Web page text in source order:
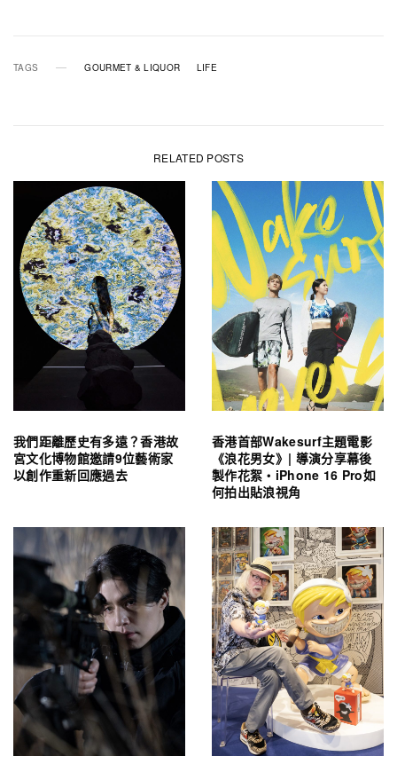
TAGS GOURMET & LIQUOR LIFE
RELATED POSTS
我們距離歷史有多遠？香港故
宮文化博物館邀請9位藝術家
以創作重新回應過去
香港首部Wakesurf主題電影
《浪花男女》| 導演分享幕後
製作花絮・iPhone 16 Pro如
何拍出貼浪視角